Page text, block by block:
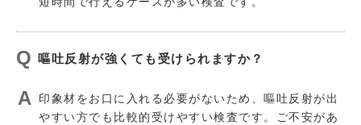
嘔吐反射が強くても受けられますか？
印象材をお口に入れる必要がないため、嘔吐反射が出
やすい方でも比較的受けやすい検査です。ご不安があ